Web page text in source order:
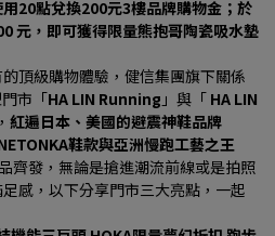
20點兌換200元3樓品牌購物金；於
元，即可獲得限量熊抱哥陶瓷吸水墊
頂級購物體驗，健信集團旗下關係
市「HA LIN Running 」與「 HA LIN
紅遍日本、美國的避震神鞋品牌
鞋款與亞洲慢跑工藝之王
齊發，無論是搶進潮流前線或是拍照
感，以下分享門市三大亮點，一起